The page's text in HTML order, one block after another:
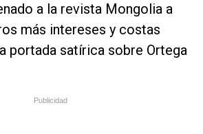
a la revista Mongolia a
más intereses y costas
portada satírica sobre Ortega
Publicidad